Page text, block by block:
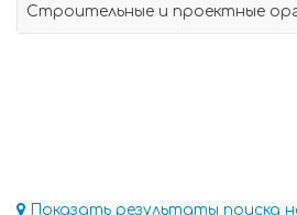
Строительные и проектные
Показать результаты поиска